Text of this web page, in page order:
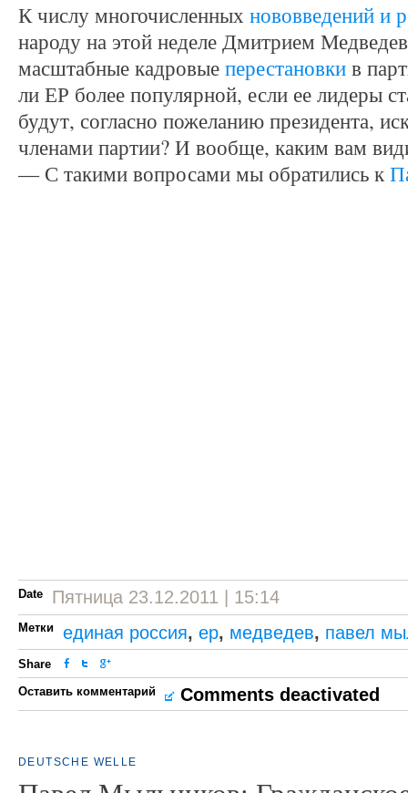
К числу многочисленных нововведений и
народу на этой неделе Дмитрием
масштабные кадровыеперестановкив
ли ЕР более популярной, если ее лидеры
будут, согласно пожеланию президента,
членами партии? И вообще, каким вам
— С такими вопросами мы обратились к
Date Пятница 23.12.2011 | 15:14
Метки единая россия, ер, медведев, павел
Share
Оставить комментарий
Comments deactivated
DEUTSCHE WELLE